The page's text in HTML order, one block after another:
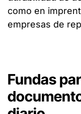
como en
empresas de
Fundas